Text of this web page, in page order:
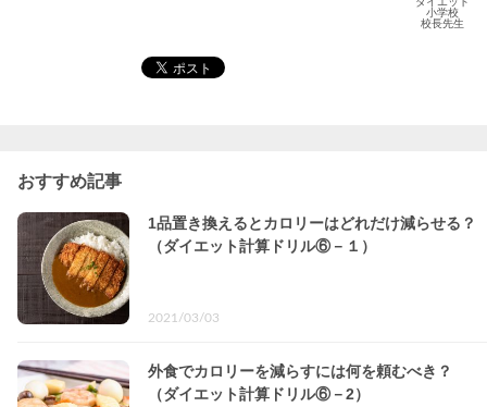
小学校
校長先生
おすすめ記事
1品置き換えるとカロリーはどれだけ減らせる？
（ダイエット計算ドリル⑥－１）
2021/03/03
外食でカロリーを減らすには何を頼むべき？
（ダイエット計算ドリル⑥－2）